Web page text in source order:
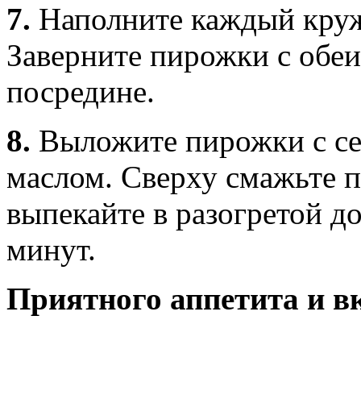
7. Наполните каждый
Заверните пирожки с
посредине.
8. Выложите пирожки с
маслом. Сверху смажьте
выпекайте в разогретой
минут.
Приятного аппетита и